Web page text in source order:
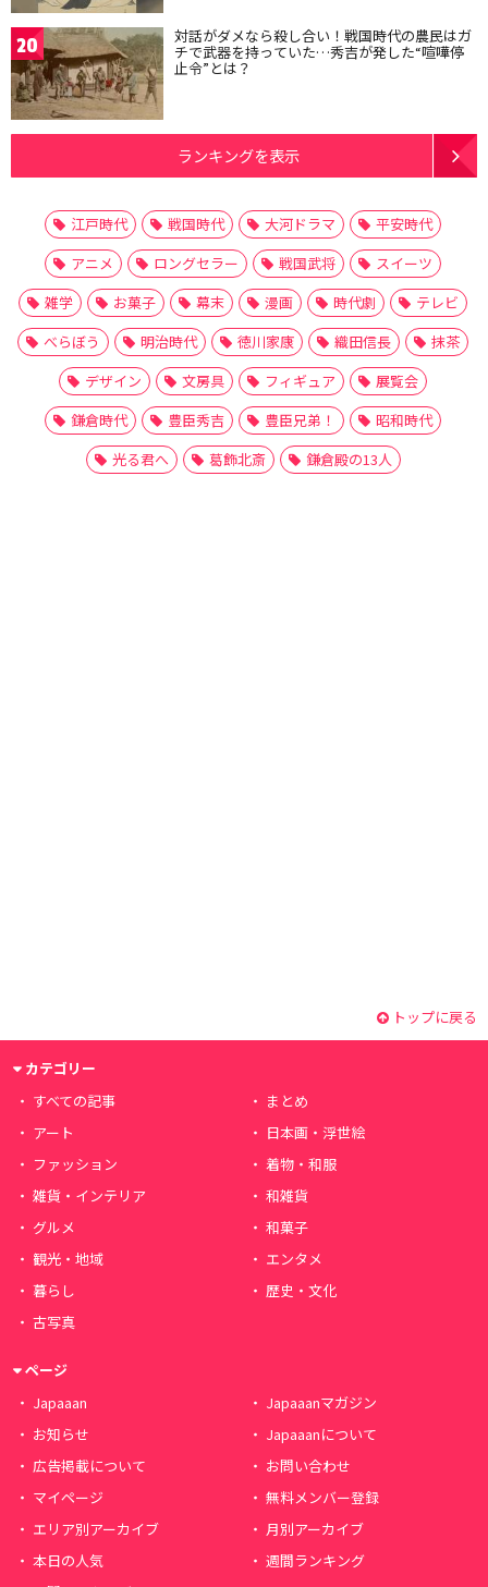
20 対話がダメなら殺し合い！戦国時代の農民はガ
チで武器を持っていた…秀吉が発した“喧嘩停
止令”とは？
ランキングを表示
江戸時代 戦国時代 大河ドラマ
平安時代
アニメ
ロングセラー 戦国武将
スイーツ
雑学
お菓子 幕末 漫画 時代劇
テレビ
べらぼう
明治時代 徳川家康 織田信長
抹茶
デザイン
文房具 フィギュア
展覧会
鎌倉時代
豊臣秀吉 豊臣兄弟！
昭和時代
光る君へ
葛飾北斎 鎌倉殿の13人
トップに戻る
カテゴリー
すべての記事
まとめ
アート
日本画・浮世絵
ファッション
着物・和服
雑貨・インテリア
和雑貨
グルメ
和菓子
観光・地域
エンタメ
暮らし
歴史・文化
古写真
ページ
Japaaan
Japaaanマガジン
お知らせ
Japaaanについて
広告掲載について
お問い合わせ
マイページ
無料メンバー登録
エリア別アーカイブ
月別アーカイブ
本日の人気
週間ランキング